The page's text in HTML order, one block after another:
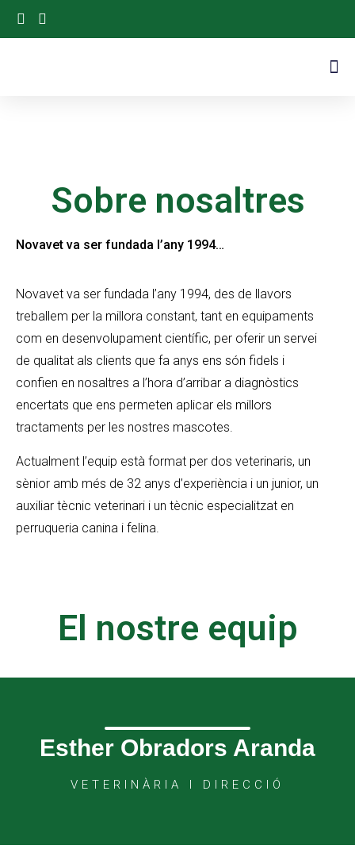
Sobre nosaltres
Novavet va ser fundada l’any 1994…
Novavet va ser fundada l’any 1994, des de llavors
treballem per la millora constant, tant en equipaments
com en desenvolupament científic, per oferir un servei
de qualitat als clients que fa anys ens són fidels i
confien en nosaltres a l’hora d’arribar a diagnòstics
encertats que ens permeten aplicar els millors
tractaments per les nostres mascotes.
Actualment l’equip està format per dos veterinaris, un
sènior amb més de 32 anys d’experiència i un junior, un
auxiliar tècnic veterinari i un tècnic especialitzat en
perruqueria canina i felina.
El nostre equip
Esther Obradors Aranda
VETERINÀRIA I DIRECCIÓ